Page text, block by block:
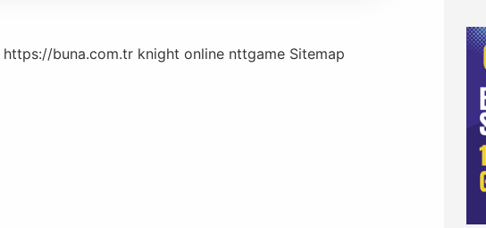
https://buna.com.tr knight online nttgame Sitemap